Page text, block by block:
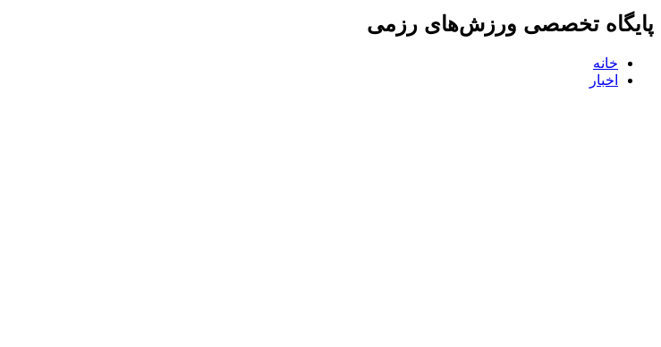
پایگاه تخصصی ورزش‌های رزمی
خانه
اخبار